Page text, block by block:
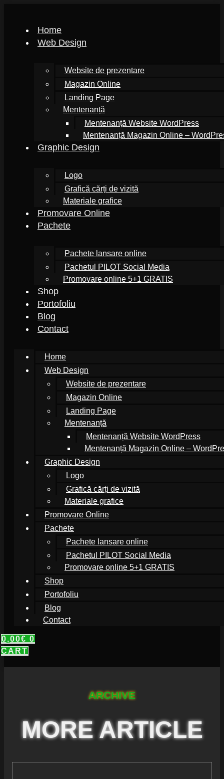
Home
Web Design
Website de prezentare
Magazin Online
Landing Page
Mentenanță
Mentenanță Website WordPress
Mentenanță Magazin Online –
Graphic Design
Logo
Grafică cărți de vizită
Materiale grafice
Promovare Online
Pachete
Pachete lansare online
Pachetul PILOT Social Media
Promovare online 5+1 GRATIS
Shop
Portofoliu
Blog
Contact
Home
Web Design
Website de prezentare
Magazin Online
Landing Page
Mentenanță
Mentenanță Website WordPress
Mentenanță Magazin Online –
Graphic Design
Logo
Grafică cărți de vizită
Materiale grafice
Promovare Online
Pachete
Pachete lansare online
Pachetul PILOT Social Media
Promovare online 5+1 GRATIS
Shop
Portofoliu
Blog
Contact
0,00€ 0
CART
ARCHIVE
MORE ARTICLE